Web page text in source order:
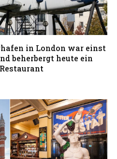
in London war einst
beherbergt heute ein